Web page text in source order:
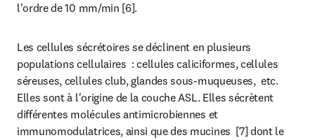
l'ordre de 10 mm/min [6].
Les cellules sécrétoires se déclinent en plusieurs
populations cellulaires  : cellules caliciformes, cellules
séreuses, cellules club, glandes sous-muqueuses,  etc.
Elles sont à l'origine de la couche ASL. Elles sécrètent
différentes molécules antimicrobiennes et
immunomodulatrices, ainsi que des mucines  [7] dont le